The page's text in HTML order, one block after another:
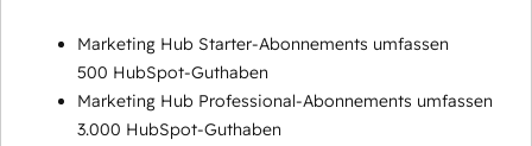
Marketing Hub Starter-Abonnements umfassen
500 HubSpot-Guthaben
Marketing Hub Professional-Abonnements umfassen
3.000 HubSpot-Guthaben